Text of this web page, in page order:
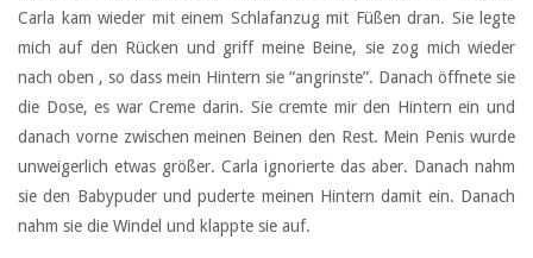
Carla kam wieder mit einem Schlafanzug mit Füßen dran. Sie legte
mich auf den Rücken und griff meine Beine, sie zog mich wieder
nach oben , so dass mein Hintern sie “angrinste”. Danach öffnete sie
die Dose, es war Creme darin. Sie cremte mir den Hintern ein und
danach vorne zwischen meinen Beinen den Rest. Mein Penis wurde
unweigerlich etwas größer. Carla ignorierte das aber. Danach nahm
sie den Babypuder und puderte meinen Hintern damit ein. Danach
nahm sie die Windel und klappte sie auf.